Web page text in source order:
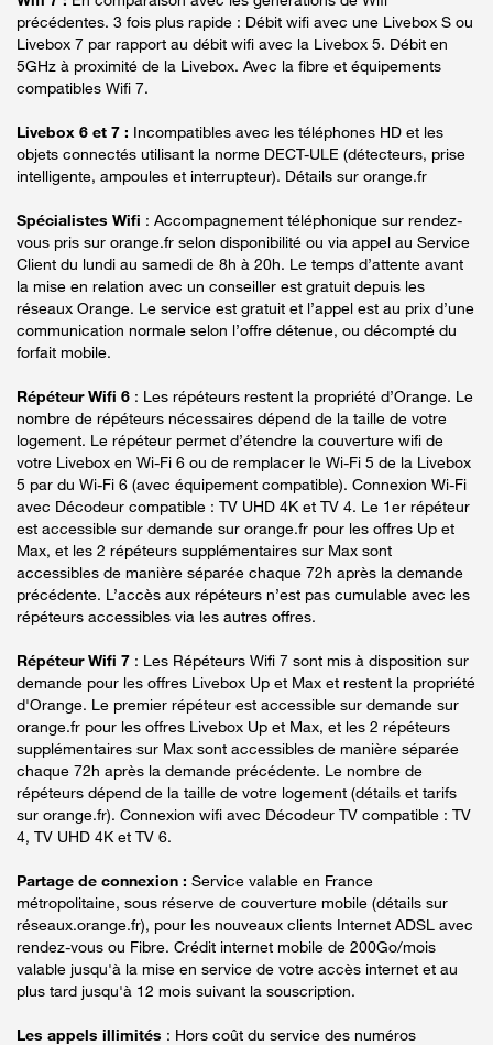
précédentes. 3 fois plus rapide : Débit wifi avec une Livebox S ou
Livebox 7 par rapport au débit wifi avec la Livebox 5. Débit en
5GHz à proximité de la Livebox. Avec la fibre et équipements
compatibles Wifi 7.
Livebox 6 et 7 : Incompatibles avec les téléphones HD et les
objets connectés utilisant la norme DECT-ULE (détecteurs, prise
intelligente, ampoules et interrupteur). Détails sur orange.fr
Spécialistes Wifi : Accompagnement téléphonique sur rendez-
vous pris sur orange.fr selon disponibilité ou via appel au Service
Client du lundi au samedi de 8h à 20h. Le temps d’attente avant
la mise en relation avec un conseiller est gratuit depuis les
réseaux Orange. Le service est gratuit et l’appel est au prix d’une
communication normale selon l’offre détenue, ou décompté du
forfait mobile.
Répéteur Wifi 6 : Les répéteurs restent la propriété d’Orange. Le
nombre de répéteurs nécessaires dépend de la taille de votre
logement. Le répéteur permet d’étendre la couverture wifi de
votre Livebox en Wi-Fi 6 ou de remplacer le Wi-Fi 5 de la Livebox
5 par du Wi-Fi 6 (avec équipement compatible). Connexion Wi-Fi
avec Décodeur compatible : TV UHD 4K et TV 4. Le 1er répéteur
est accessible sur demande sur orange.fr pour les offres Up et
Max, et les 2 répéteurs supplémentaires sur Max sont
accessibles de manière séparée chaque 72h après la demande
précédente. L’accès aux répéteurs n’est pas cumulable avec les
répéteurs accessibles via les autres offres.
Répéteur Wifi 7 : Les Répéteurs Wifi 7 sont mis à disposition sur
demande pour les offres Livebox Up et Max et restent la propriété
d'Orange. Le premier répéteur est accessible sur demande sur
orange.fr pour les offres Livebox Up et Max, et les 2 répéteurs
supplémentaires sur Max sont accessibles de manière séparée
chaque 72h après la demande précédente. Le nombre de
répéteurs dépend de la taille de votre logement (détails et tarifs
sur orange.fr). Connexion wifi avec Décodeur TV compatible : TV
4, TV UHD 4K et TV 6.
Partage de connexion : Service valable en France
métropolitaine, sous réserve de couverture mobile (détails sur
réseaux.orange.fr), pour les nouveaux clients Internet ADSL avec
rendez-vous ou Fibre. Crédit internet mobile de 200Go/mois
valable jusqu'à la mise en service de votre accès internet et au
plus tard jusqu'à 12 mois suivant la souscription.
Les appels illimités : Hors coût du service des numéros